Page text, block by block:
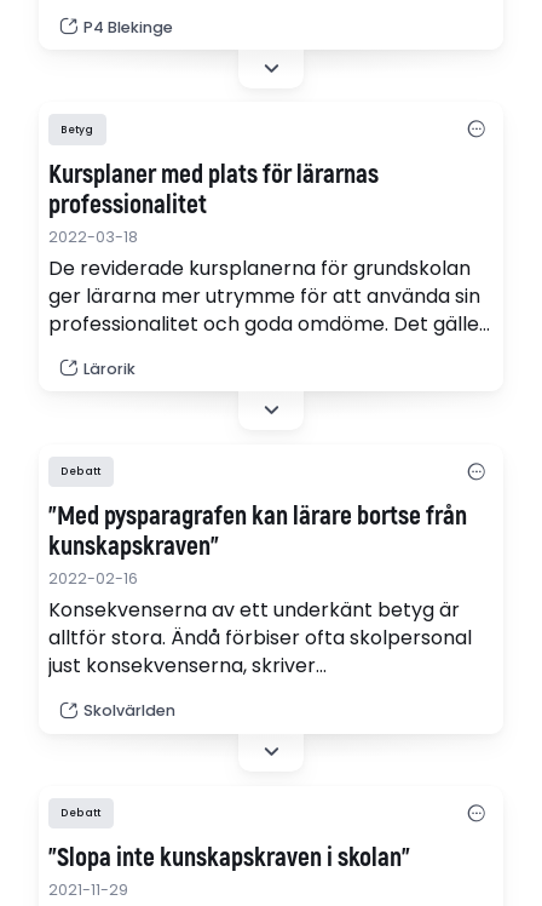
Lärarförbundets ordförande i Ronneby menar
att det hör ihop med bristen på behöriga
P4 Blekinge
Betyg
Kursplaner med plats för lärarnas
professionalitet
2022-03-18
De reviderade kursplanerna för grundskolan
ger lärarna mer utrymme för att använda sin
professionalitet och goda omdöme. Det gäller
kunskapskraven har blivit mindre detaljerade.
Lärorik
Debatt
”Med pysparagrafen kan lärare bortse från
kunskapskraven”
2022-02-16
Konsekvenserna av ett underkänt betyg är
alltför stora. Ändå förbiser ofta skolpersonal
just konsekvenserna, skriver
Skolvärlden
Debatt
"Slopa inte kunskapskraven i skolan"
2021-11-29